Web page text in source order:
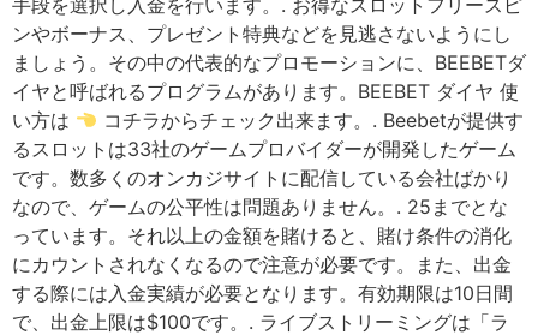
ンやボーナス、プレゼント特典などを見逃さないようにし
ましょう。その中の代表的なプロモーションに、BEEBETダ
イヤと呼ばれるプログラムがあります。BEEBET ダイヤ 使
い方は
コチラからチェック出来ます。. Beebetが提供す
るスロットは33社のゲームプロバイダーが開発したゲーム
です。数多くのオンカジサイトに配信している会社ばかり
なので、ゲームの公平性は問題ありません。. 25までとな
っています。それ以上の金額を賭けると、賭け条件の消化
にカウントされなくなるので注意が必要です。また、出金
する際には入金実績が必要となります。有効期限は10日間
で、出金上限は$100です。. ライブストリーミングは「ラ